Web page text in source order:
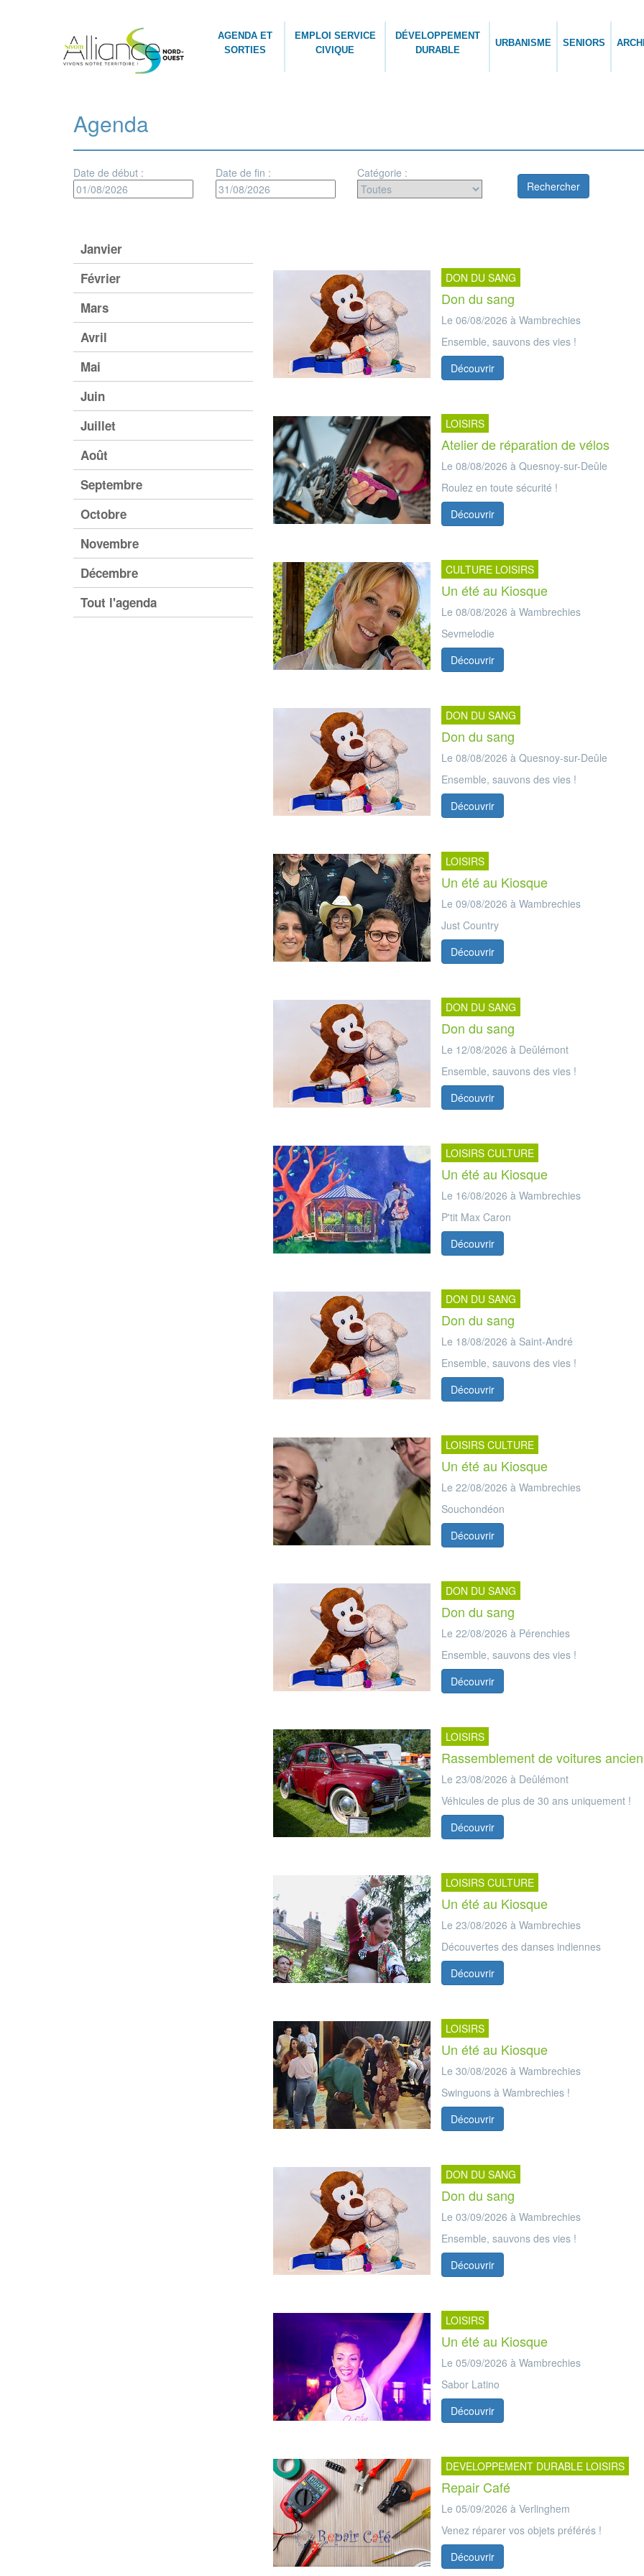
AGENDA ET
SORTIES
EMPLOI SERVICE
CIVIQUE
DÉVELOPPEMENT
DURABLE
URBANISME SENIORS
Agenda
Date de début : Date de fin : Catégorie :
Janvier
Février
Mars
Avril
Mai
Juin
Juillet
Août
Septembre
Octobre
Novembre
Décembre
Tout l'agenda
DON DU SANG
Don du sang
Le 06/08/2026 à Wambrechies
Ensemble, sauvons des vies !
Découvrir
LOISIRS
Atelier de réparation de vélos
Le 08/08/2026 à Quesnoy-sur-Deûle
Roulez en toute sécurité !
Découvrir
CULTURE LOISIRS
Un été au Kiosque
Le 08/08/2026 à Wambrechies
Sevmelodie
Découvrir
DON DU SANG
Don du sang
Le 08/08/2026 à Quesnoy-sur-Deûle
Ensemble, sauvons des vies !
Découvrir
LOISIRS
Un été au Kiosque
Le 09/08/2026 à Wambrechies
Just Country
Découvrir
DON DU SANG
Don du sang
Le 12/08/2026 à Deûlémont
Ensemble, sauvons des vies !
Découvrir
LOISIRS CULTURE
Un été au Kiosque
Le 16/08/2026 à Wambrechies
P'tit Max Caron
Découvrir
DON DU SANG
Don du sang
Le 18/08/2026 à Saint-André
Ensemble, sauvons des vies !
Découvrir
LOISIRS CULTURE
Un été au Kiosque
Le 22/08/2026 à Wambrechies
Souchondéon
Découvrir
DON DU SANG
Don du sang
Le 22/08/2026 à Pérenchies
Ensemble, sauvons des vies !
Découvrir
LOISIRS
Rassemblement de voitures
Le 23/08/2026 à Deûlémont
Véhicules de plus de 30 ans uniquement !
Découvrir
LOISIRS CULTURE
Un été au Kiosque
Le 23/08/2026 à Wambrechies
Découvertes des danses indiennes
Découvrir
LOISIRS
Un été au Kiosque
Le 30/08/2026 à Wambrechies
Swinguons à Wambrechies !
Découvrir
DON DU SANG
Don du sang
Le 03/09/2026 à Wambrechies
Ensemble, sauvons des vies !
Découvrir
LOISIRS
Un été au Kiosque
Le 05/09/2026 à Wambrechies
Sabor Latino
Découvrir
DEVELOPPEMENT DURABLE LOISIRS
Repair Café
Le 05/09/2026 à Verlinghem
Venez réparer vos objets préférés !
Découvrir